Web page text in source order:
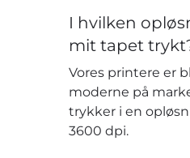
I hvilken
mit tapet
Vores printere er
moderne på
trykker i en
3600 dpi.